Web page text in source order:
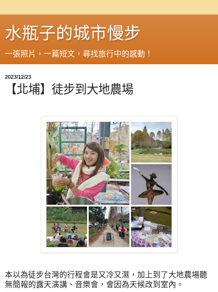
水瓶子的城市慢步
一張照片，一篇短文，尋找旅行中的感動！
2023/12/23
【北埔】徒步到大地農場
本以為徒步台灣的行程會是又冷又濕，加上到了大地農場聽
無簡報的露天演講、音樂會，會因為天候改到室內。